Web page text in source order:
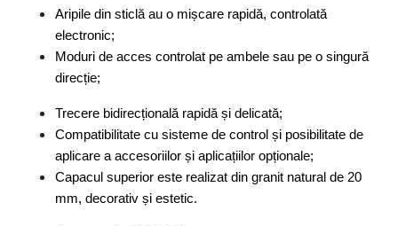
Aripile din sticlă au o mișcare rapidă, controlată
electronic;
Moduri de acces controlat pe ambele sau pe o singură
direcție;
Trecere bidirecțională rapidă și delicată;
Compatibilitate cu sisteme de control și posibilitate de
aplicare a accesoriilor și aplicațiilor opționale;
Capacul superior este realizat din granit natural de 20
mm, decorativ și estetic.